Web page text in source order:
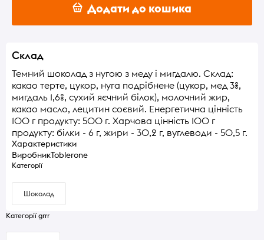
Додати до кошика
Склад
Темний шоколад з нугою з меду і мигдалю. Склад:
какао терте, цукор, нуга подрібнене (цукор, мед 3%,
мигдаль 1,6%, сухий яєчний білок), молочний жир,
какао масло, лецитин соєвий. Енергетична цінність
100 г продукту: 500 г. Харчова цінність 100 г
продукту: білки - 6 г, жири - 30,2 г, вуглеводи - 50,5 г.
Характеристики
ВиробникToblerone
Категорії
Шоколад
Категорії grrr